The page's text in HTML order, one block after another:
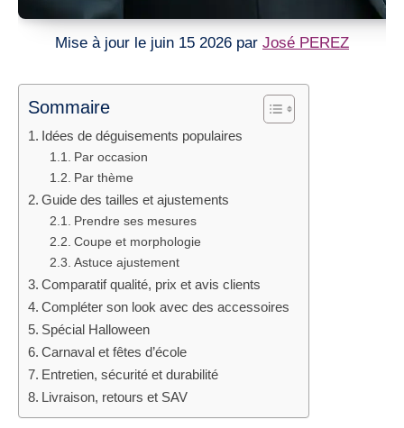
Mise à jour le juin 15 2026 par José PEREZ
Sommaire
Idées de déguisements populaires
Par occasion
Par thème
Guide des tailles et ajustements
Prendre ses mesures
Coupe et morphologie
Astuce ajustement
Comparatif qualité, prix et avis clients
Compléter son look avec des accessoires
Spécial Halloween
Carnaval et fêtes d’école
Entretien, sécurité et durabilité
Livraison, retours et SAV